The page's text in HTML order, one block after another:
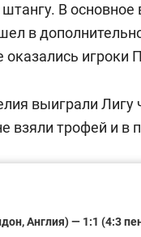
В
в
оказались игроки
выиграли Лигу
взяли трофей и в
Англия) — 1:1 (4:3